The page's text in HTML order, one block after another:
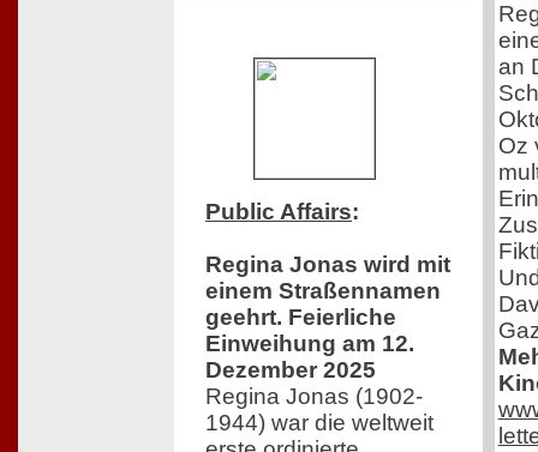
Public Affairs:
Regina Jonas wird mit
einem Straßennamen
geehrt. Feierliche
Einweihung am 12.
Dezember 2025
Regina Jonas (1902-
1944) war die weltweit
an
Oz